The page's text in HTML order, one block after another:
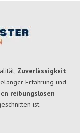
Zuverlässigkeit
Erfahrung und
reibungslosen
ist.